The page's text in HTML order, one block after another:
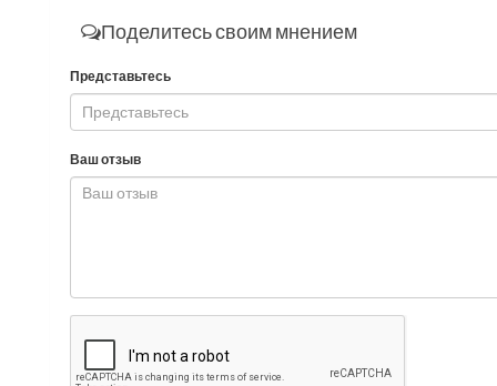
Поделитесь своим мнением
Представьтесь
Ваш отзыв